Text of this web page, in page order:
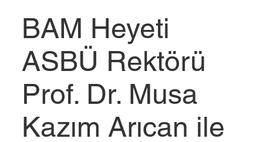
BAM Heyeti
ASBÜ Rektörü
Prof. Dr. Musa
Kazım Arıcan ile